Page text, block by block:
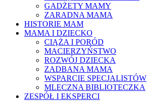
GADŻETY MAMY
ZARADNA MAMA
HISTORIE MAM
MAMA I DZIECKO
CIĄŻA I PORÓD
MACIERZYŃSTWO
ROZWÓJ DZIECKA
ZADBANA MAMA
WSPARCIE SPECJALISTÓW
MLECZNA BIBLIOTECZKA
ZESPÓŁ I EKSPERCI